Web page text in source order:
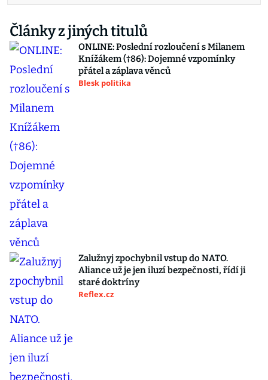
Články z jiných titulů
ONLINE: Poslední rozloučení s Milanem
Knížákem (†86): Dojemné vzpomínky
přátel a záplava věnců
Blesk politika
Zalužnyj zpochybnil vstup do NATO.
Aliance už je jen iluzí bezpečnosti, řídí ji
staré doktríny
Reflex.cz